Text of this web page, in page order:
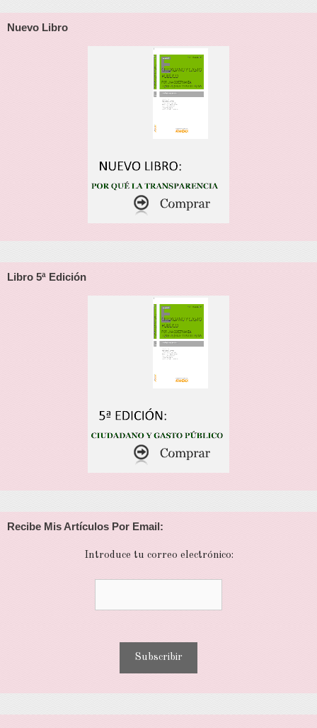
Nuevo Libro
Libro 5ª Edición
Recibe Mis Artículos Por Email:
Introduce tu correo electrónico: